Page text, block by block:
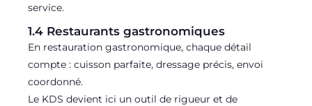
service.
1.4 Restaurants gastronomiques
En restauration gastronomique, chaque détail
compte : cuisson parfaite, dressage précis, envoi
coordonné.
Le KDS devient ici un outil de rigueur et de